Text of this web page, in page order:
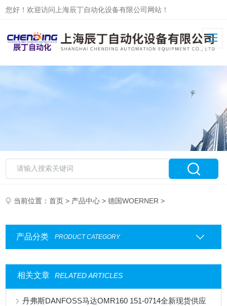
您好！欢迎访问上海辰丁自动化设备有限公司网站！
当前位置：首页 > 产品中心 >德国WOERNER >
产品分类 PRODUCT CATEGORY
相关文章 RELATED ARTICLES
丹弗斯DANFOSS马达OMR160 151-0714全新现货供应